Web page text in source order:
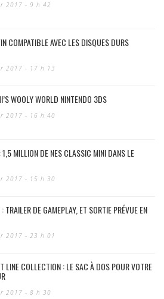
2017 - 9 h 42
COMPATIBLE AVEC LES DISQUES DURS
2017 - 17 h 13
WOOLY WORLD NINTENDO 3DS
2017 - 16 h 40
1,5 MILLION DE NES CLASSIC MINI DANS LE
2017 - 15 h 30
TRAILER DE GAMEPLAY, ET SORTIE PRÉVUE EN
2017 - 23 h 01
LINE COLLECTION : LE SAC À DOS POUR VOTRE
2017 - 8 h 30